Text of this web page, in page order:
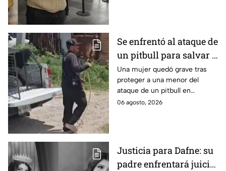
Se enfrentó al ataque de
un pitbull para salvar a
una menor; hoy lucha
por su vida en Zapopan
Una mujer quedó grave tras
proteger a una menor del
ataque de un pitbull en
Zapopan; la víctima sufrió
06 agosto, 2026
Justicia para Dafne: su
padre enfrentará juicio